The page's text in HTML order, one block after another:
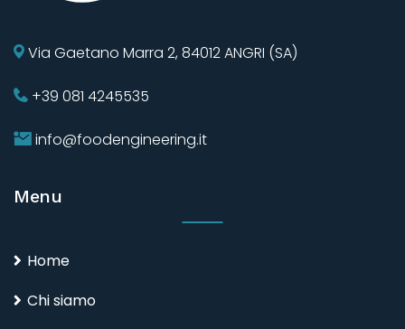
Via Gaetano Marra 2, 84012 ANGRI (SA)
+39 081 4245535
info@foodengineering.it
Menu
Home
Chi siamo